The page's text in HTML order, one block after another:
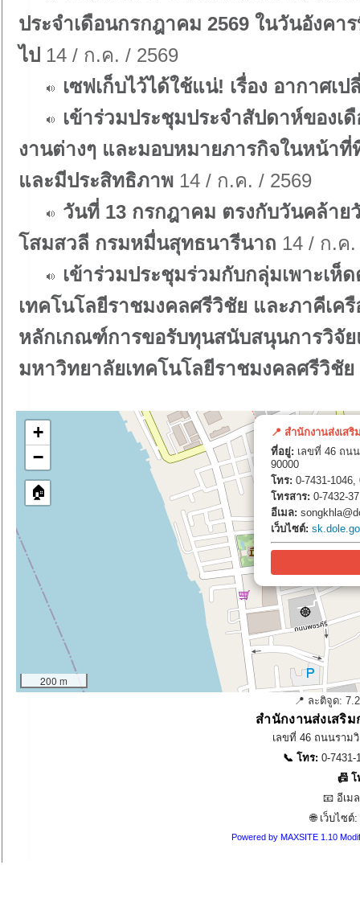
ประจำเดือนกรกฎาคม 2569 ในวันอังคา
ไป 14 / ก.ค. / 2569
เซฟเก็บไว้ได้ใช้แน่! เรื่อง อากาศเ
เข้าร่วมประชุมประจำสัปดาห์ของเ
งานต่างๆ และมอบหมายภารกิจในหน้า
และมีประสิทธิภาพ 14 / ก.ค. / 2569
วันที่ 13 กรกฎาคม ตรงกับวันคล้าย
โสมสวลี กรมหมื่นสุทธนารีนาถ 14 / ก.ค.
เข้าร่วมประชุมร่วมกับกลุ่มเพาะเ
เทคโนโลยีราชมงคลศรีวิชัย และภาคีเ
หลักเกณฑ์การขอรับทุนสนับสนุนการวิจั
มหาวิทยาลัยเทคโนโลยีราชมงคลศรีวิชัย
📍 สำนักงานส่งเส
ที่อยู่: เลขที่ 46 ถน
90000
โทร: 0-7431-1046,
โทรสาร: 0-7432-
อีเมล:
เว็บไซต์:
+
−
🏠
200 m
📍 ละติจูด:
สำนักงานส่งเสริ
เลขที่ 46 ถนนราม
📞 โทร: 0-7431-
📠 โ
📧 อีเม
🌐 เว็บไซต์:
Powered by MAXSITE 1.10